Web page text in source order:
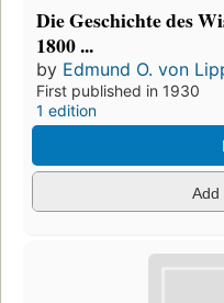
Die Geschichte des
1800 ...
by Edmund O. von
First published in 1930
1 edition
Add